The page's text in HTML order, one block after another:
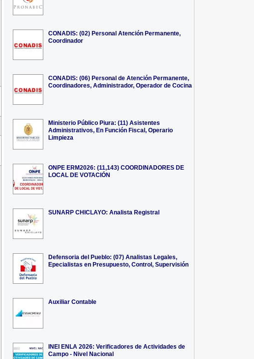
CONADIS: (02) Personal Atención Permanente,
Coordinador
CONADIS: (06) Personal de Atención Permanente,
Coordinadores, Administrador, Operador de Cocina
Ministerio Público Piura: (11) Asistentes
Administrativos, En Función Fiscal, Operario
Limpieza
ONPE ERM2026: (11,143) COORDINADORES DE
LOCAL DE VOTACIÓN
SUNARP CHICLAYO: Analista Registral
Defensoria del Pueblo: (07) Analistas Legales,
Epecialistas en Presupuesto, Control, Supervisión
Auxiliar Contable
INEI ENLA 2026: Verificadores de Actividades de
Campo - Nivel Nacional